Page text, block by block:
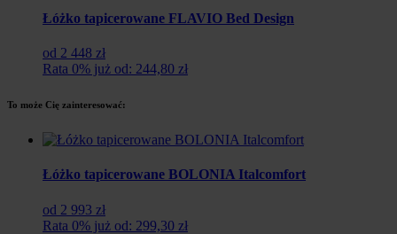
Łóżko tapicerowane FLAVIO Bed Design
od 2 448 zł
Rata 0% już od: 244,80 zł
To może Cię zainteresować:
Łóżko tapicerowane BOLONIA Italcomfort
od 2 993 zł
Rata 0% już od: 299,30 zł